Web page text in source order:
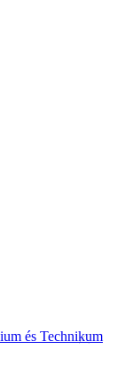
és Technikum